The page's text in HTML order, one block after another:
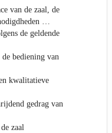
van de zaal, de
…
de geldende
bediening van
kwalitatieve
gedrag van
zaal